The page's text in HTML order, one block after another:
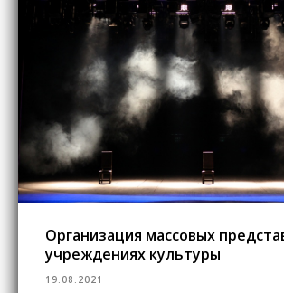
Организация массовых
учреждениях культуры
19.08.2021